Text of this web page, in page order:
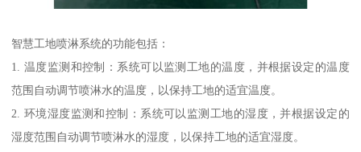
智慧工地喷淋系统的功能包括：
1. 温度监测和控制：系统可以监测工地的温度，并根据设定的温度
范围自动调节喷淋水的温度，以保持工地的适宜温度。
2. 环境湿度监测和控制：系统可以监测工地的湿度，并根据设定的
湿度范围自动调节喷淋水的湿度，以保持工地的适宜湿度。